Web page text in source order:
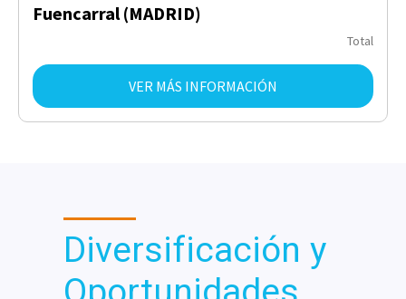
Fuencarral (MADRID)
Total
VER MÁS INFORMACIÓN
Diversificación y